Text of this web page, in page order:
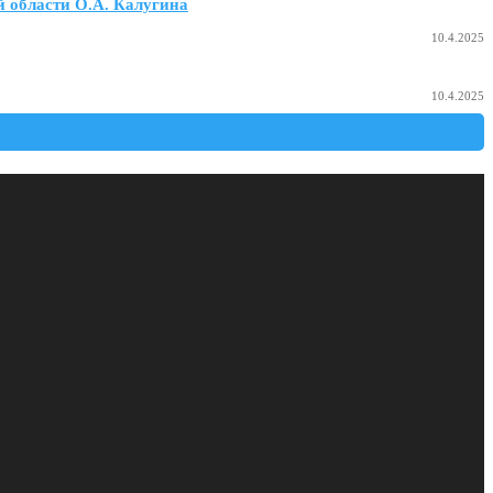
области О.А. Калугина
10.4.2025
10.4.2025